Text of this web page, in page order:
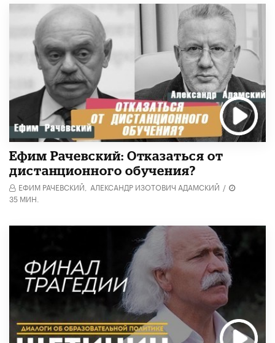
Ефим Рачевский: Отказаться от
дистанционного обучения?
ЕФИМ РАЧЕВСКИЙ, АЛЕКСАНДР ИЗОТОВИЧ АДАМСКИЙ /
35 МИН.